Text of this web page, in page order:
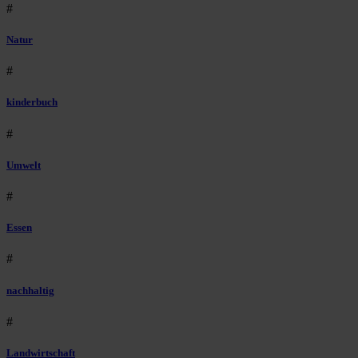
#
Natur
#
kinderbuch
#
Umwelt
#
Essen
#
nachhaltig
#
Landwirtschaft